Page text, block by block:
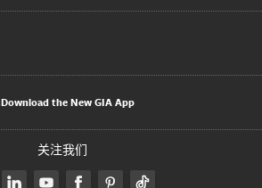
Download the New GIA App
关注我们